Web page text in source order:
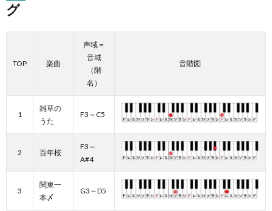
グ
TOP 楽曲
声域＝
音域
（階
名）
音階図
1
雑草の
うた
F3～C5
2 百年桜
F3～
A#4
3
関東一
本〆
G3～D5